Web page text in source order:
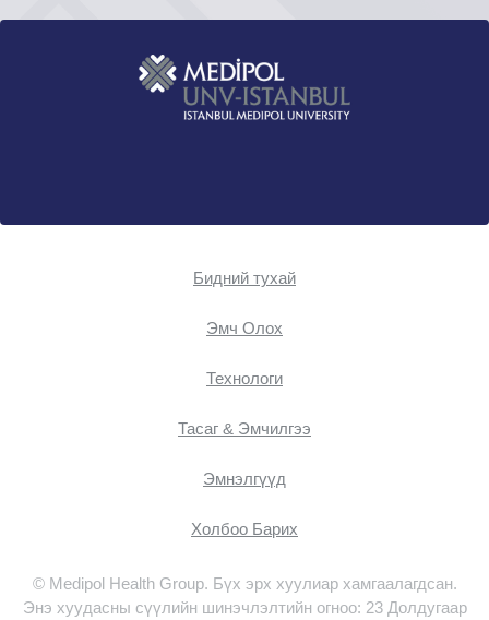
Бидний тухай
Эмч Oлох
Технологи
Тасаг & Эмчилгээ
Эмнэлгүүд
Холбоо Барих
© Medipol Health Group. Бүх эрх хуулиар хамгаалагдсан.
Энэ хуудасны сүүлийн шинэчлэлтийн огноо: 23 Долдугаар